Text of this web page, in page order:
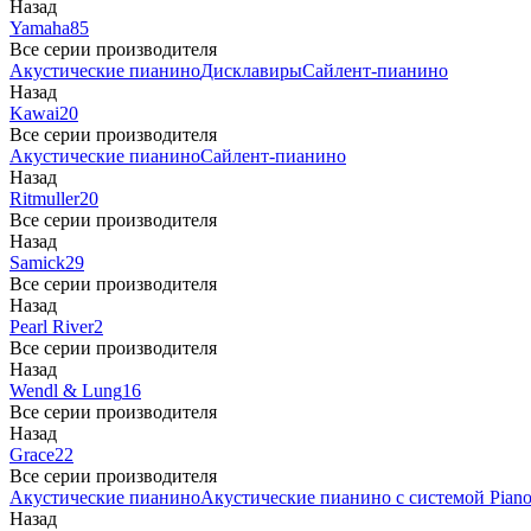
Назад
Yamaha85
Все серии производителя
Акустические пианиноДисклавирыСайлент-пианино
Назад
Kawai20
Все серии производителя
Акустические пианиноСайлент-пианино
Назад
Ritmuller20
Все серии производителя
Назад
Samick29
Все серии производителя
Назад
Pearl River2
Все серии производителя
Назад
Wendl & Lung16
Все серии производителя
Назад
Grace22
Все серии производителя
Акустические пианиноАкустические пианино с системой
Назад